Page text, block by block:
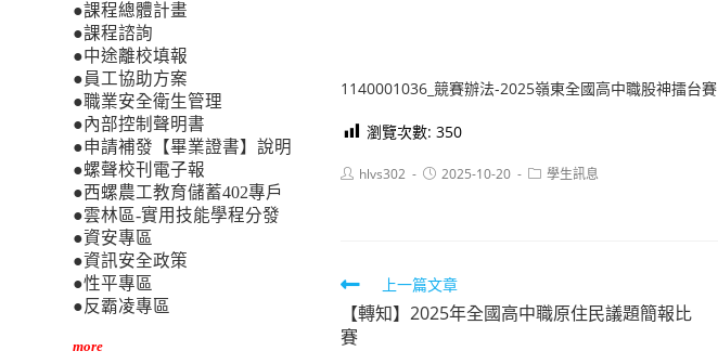
1140001036_競賽辦法-2025嶺東全國高中職股神擂台賽
瀏覽次數: 350
Posthlvs302
Post2025-10-20
Post學生訊息
Read
more
articles
上一篇文章
【轉知】2025年全國高中職原住民議題簡報比
賽
●課程總體計畫
●課程諮詢
●中途離校填報
●員工協助方案
●職業安全衛生管理
●內部控制聲明書
●申請補發【畢業證書】說明
●螺聲校刊電子報
●西螺農工教育儲蓄402專戶
●雲林區-實用技能學程分發
●資安專區
●資訊安全政策
●性平專區
●反霸凌專區
more